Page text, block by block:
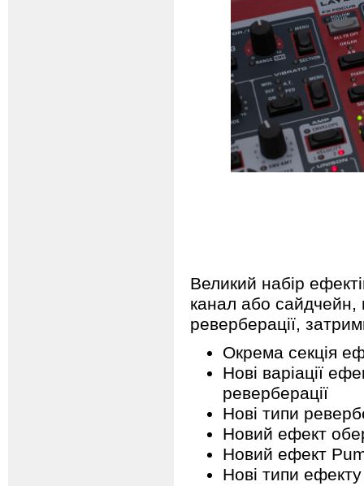
Великий набір
канал або сайдчейн,
реверберації,
Окрема секція
Нові варіації
реверберації
Нові типи
Новий ефект
Новий ефект
Нові типи